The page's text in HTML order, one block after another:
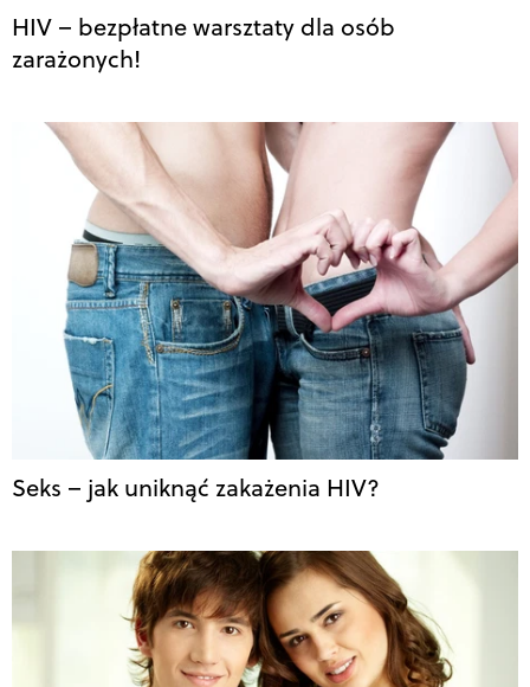
HIV – bezpłatne warsztaty dla osób
zarażonych!
Seks – jak uniknąć zakażenia HIV?